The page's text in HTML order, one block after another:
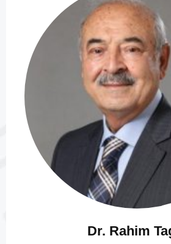
Dr. Rahim